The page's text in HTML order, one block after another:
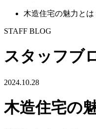
木造住宅の魅力とは
STAFF BLOG
スタッフブ
2024.10.28
木造住宅の